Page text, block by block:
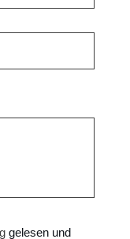
gelesen und